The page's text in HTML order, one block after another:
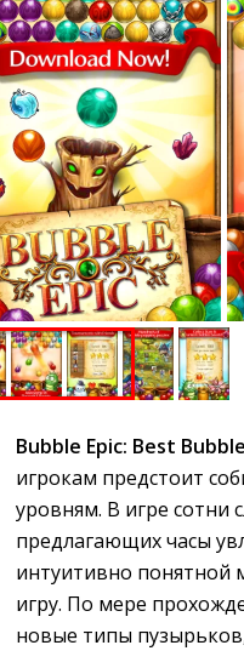
Bubble Epic: Best
игрокам предстоит
уровням. В игре сотни
предлагающих часы
интуитивно понятной
игру. По мере
новые типы